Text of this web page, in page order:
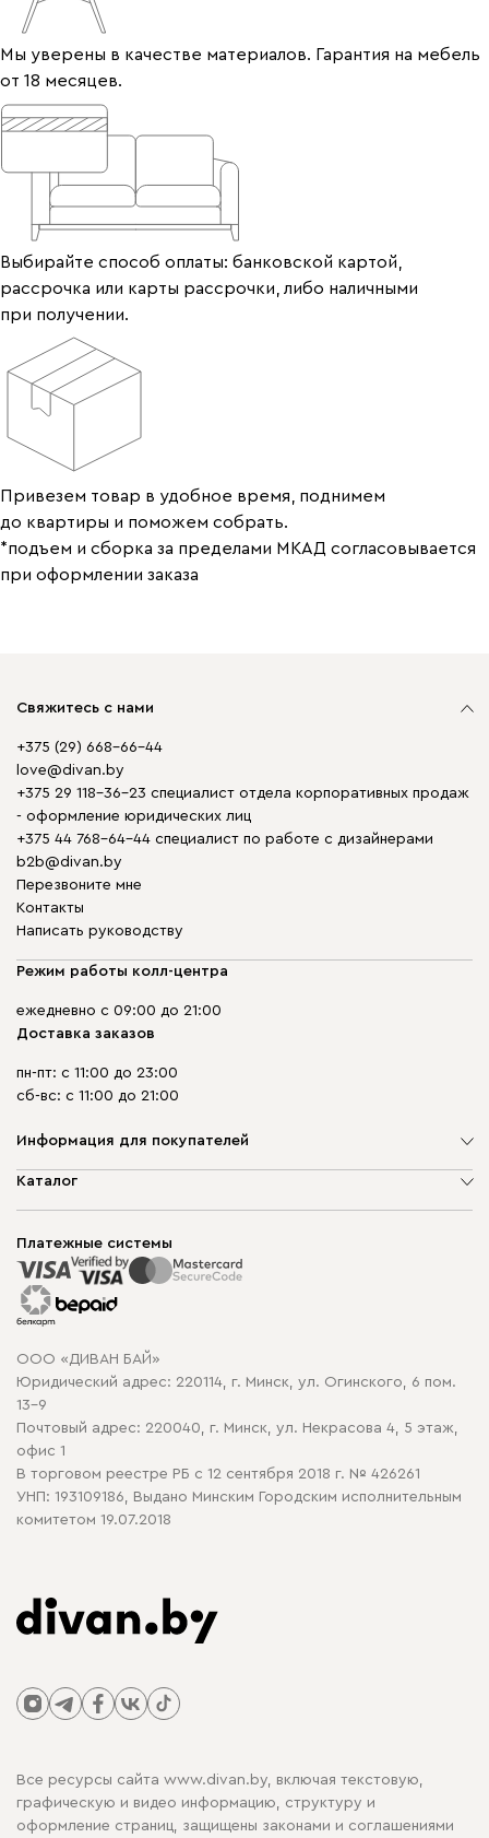
Мы уверены в качестве материалов. Гарантия на мебель
от 18 месяцев.
Выбирайте способ оплаты: банковской картой,
рассрочка или карты рассрочки, либо наличными
при получении.
Привезем товар в удобное время, поднимем
до квартиры и поможем собрать.
*подъем и сборка за пределами МКАД согласовывается
при оформлении заказа
Свяжитесь с нами
+375 (29) 668-66-44
love@divan.by
+375 29 118-36-23 специалист отдела корпоративных продаж
- оформление юридических лиц
+375 44 768-64-44 специалист по работе с дизайнерами
b2b@divan.by
Перезвоните мне
Контакты
Написать руководству
Режим работы колл-центра
ежедневно с 09:00 до 21:00
Доставка заказов
пн-пт: с 11:00 до 23:00
сб-вс: с 11:00 до 21:00
Информация для покупателей
О компании
Способы оплаты
Рассрочка и кредит
Гарантия
Карта сайта
Политика конфиденциальности
Политика в отношении обработки cookie
Каталог
Корпусная мебель
Распродажа мебели
Платежные системы
ООО «ДИВАН БАЙ»
Юридический адрес: 220114, г. Минск, ул. Огинского, 6 пом.
13-9
Почтовый адрес: 220040, г. Минск, ул. Некрасова 4, 5 этаж,
офис 1
В торговом реестре РБ с 12 сентября 2018 г. № 426261
УНП: 193109186, Выдано Минским Городским исполнительным
комитетом 19.07.2018
Все ресурсы сайта www.divan.by, включая текстовую,
графическую и видео информацию, структуру и
оформление страниц, защищены законами и соглашениями